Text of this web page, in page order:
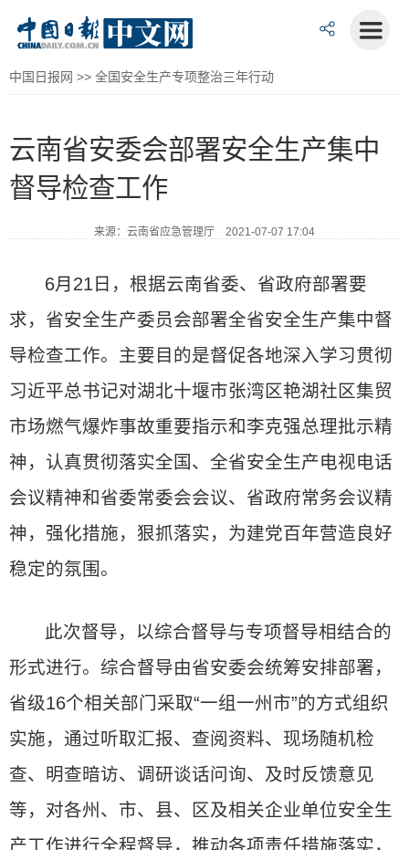
中国日报网 >> 全国安全生产专项整治三年行动
云南省安委会部署安全生产集中
督导检查工作
来源：云南省应急管理厅 2021-07-07 17:04
6月21日，根据云南省委、省政府部署要
求，省安全生产委员会部署全省安全生产集中督
导检查工作。主要目的是督促各地深入学习贯彻
习近平总书记对湖北十堰市张湾区艳湖社区集贸
市场燃气爆炸事故重要指示和李克强总理批示精
神，认真贯彻落实全国、全省安全生产电视电话
会议精神和省委常委会会议、省政府常务会议精
神，强化措施，狠抓落实，为建党百年营造良好
稳定的氛围。
此次督导，以综合督导与专项督导相结合的
形式进行。综合督导由省安委会统筹安排部署，
省级16个相关部门采取“一组一州市”的方式组织
实施，通过听取汇报、查阅资料、现场随机检
查、明查暗访、调研谈话问询、及时反馈意见
等，对各州、市、县、区及相关企业单位安全生
产工作进行全程督导，推动各项责任措施落实，